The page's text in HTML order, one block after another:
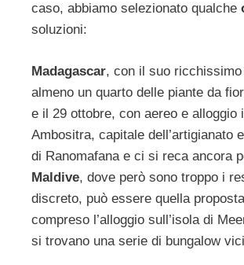
caso, abbiamo selezionato qualche
soluzioni:
Madagascar, con il suo
almeno un quarto delle piante da
e il 29 ottobre, con aereo e
Ambositra, capitale
di Ranomafana e ci si reca ancora
Maldive, dove però sono troppo i
discreto, può essere quella
compreso l’alloggio sull’isola di
si trovano una serie di bungalow